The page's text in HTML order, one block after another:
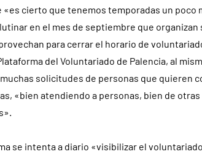
«es cierto que tenemos temporadas un poco
en el mes de septiembre que
para cerrar el horario de
del Voluntariado de Palencia, al
solicitudes de personas que quieren
«bien atendiendo a personas, bien de
se intenta a diario «visibilizar el